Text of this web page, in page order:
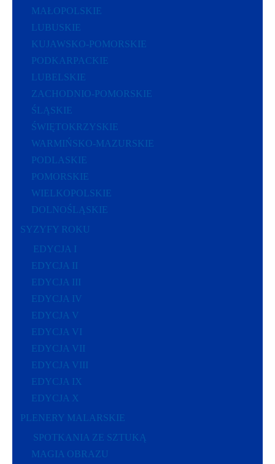
MAŁOPOLSKIE
LUBUSKIE
KUJAWSKO-POMORSKIE
PODKARPACKIE
LUBELSKIE
ZACHODNIO-POMORSKIE
ŚLĄSKIE
ŚWIĘTOKRZYSKIE
WARMIŃSKO-MAZURSKIE
PODLASKIE
POMORSKIE
WIELKOPOLSKIE
DOLNOŚLĄSKIE
SYZYFY ROKU
EDYCJA I
EDYCJA II
EDYCJA III
EDYCJA IV
EDYCJA V
EDYCJA VI
EDYCJA VII
EDYCJA VIII
EDYCJA IX
EDYCJA X
PLENERY MALARSKIE
SPOTKANIA ZE SZTUKĄ
MAGIA OBRAZU